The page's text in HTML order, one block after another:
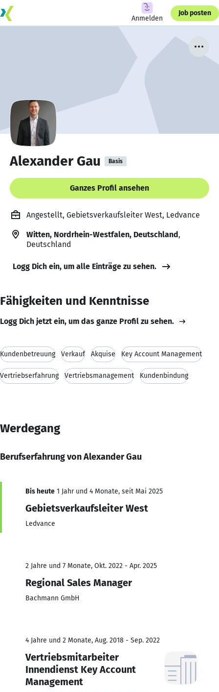
Anmelden
Job posten
Alexander Gau Basis
Ganzes Profil ansehen
Angestellt, Gebietsverkaufsleiter West, Ledvance
Witten, Nordrhein-Westfalen, Deutschland,
Deutschland
Logg Dich ein, um alle Einträge zu sehen.
Fähigkeiten und Kenntnisse
Logg Dich jetzt ein, um das ganze Profil zu sehen.
Kundenbetreuung Verkauf Akquise Key Account Management
Vertriebserfahrung Vertriebsmanagement Kundenbindung
Werdegang
Berufserfahrung von Alexander Gau
Bis heute 1 Jahr und 4 Monate, seit Mai 2025
Gebietsverkaufsleiter West
Ledvance
2 Jahre und 7 Monate, Okt. 2022 - Apr. 2025
Regional Sales Manager
Bachmann GmbH
4 Jahre und 2 Monate, Aug. 2018 - Sep. 2022
Vertriebsmitarbeiter
Innendienst Key Account
Management